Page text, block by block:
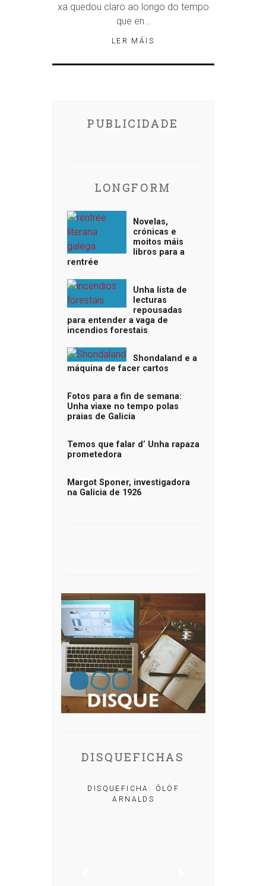
xa quedou claro ao longo do tempo
que en…
LER MÁIS
PUBLICIDADE
LONGFORM
Novelas,
crónicas e
moitos máis
libros para a
rentrée
Unha lista de
lecturas
repousadas
para entender a vaga de
incendios forestais
Shondaland e a
máquina de facer cartos
Fotos para a fin de semana:
Unha viaxe no tempo polas
praias de Galicia
Temos que falar d’ Unha rapaza
prometedora
Margot Sponer, investigadora
na Galicia de 1926
DISQUEFICHAS
DISQUEFICHA: ÓLÖF
ARNALDS